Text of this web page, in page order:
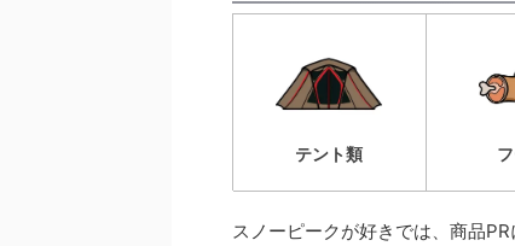
テント類
スノーピークが好きでは、商品PR